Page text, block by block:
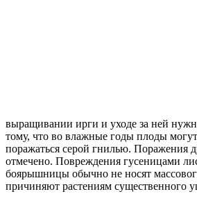
выращивании ирги и уходе за ней
тому, что во влажные годы плоды
поражаться серой гнилью. Поражения
отмечено. Повреждения гусеницами
боярышницы обычно не носят
причиняют растениям существенного